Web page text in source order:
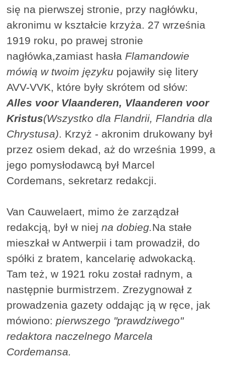
się na pierwszej stronie, przy nagłówku,
akronimu w kształcie krzyża. 27 września
1919 roku, po prawej stronie
nagłówka,zamiast hasła Flamandowie
mówią w twoim języku pojawiły się litery
AVV-VVK, które były skrótem od słów:
Alles voor Vlaanderen, Vlaanderen voor
Kristus(Wszystko dla Flandrii, Flandria dla
Chrystusa). Krzyż - akronim drukowany był
przez osiem dekad, aż do września 1999, a
jego pomysłodawcą był Marcel
Cordemans, sekretarz redakcji.
Van Cauwelaert, mimo że zarządzał
redakcją, był w niejna dobieg.Na stałe
mieszkał w Antwerpii i tam prowadził, do
spółki z bratem, kancelarię adwokacką.
Tam też, w 1921 roku został radnym, a
następnie burmistrzem. Zrezygnował z
prowadzenia gazety oddając ją w ręce, jak
mówiono:pierwszego "prawdziwego"
redaktora naczelnego Marcela
Cordemansa.